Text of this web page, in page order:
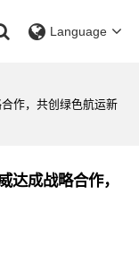
Language
作，共创绿色航运新
达成战略合作，